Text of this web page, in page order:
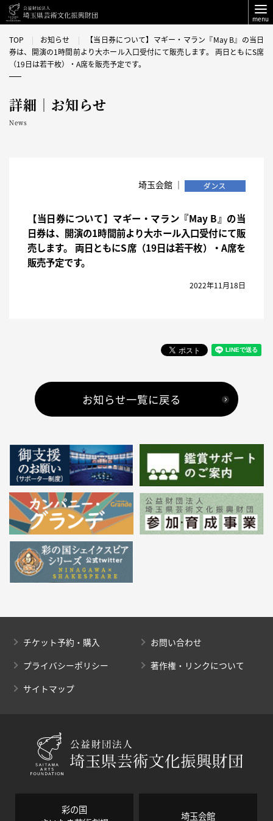
menu
TOP お知らせ
【当日券について】マギー・マラン『May B』の当日
券は、開演の1時間前より大ホール入口受付にて販売します。 両日ともにS席
（19日は若干枚）・A席を販売予定です。
詳細｜お知らせ
News
埼玉会館 ｜
【当日券について】マギー・マラン『May B』の当
日券は、開演の1時間前より大ホール入口受付にて販
売します。 両日ともにS席（19日は若干枚）・A席を
販売予定です。
2022年11月18日
お知らせ一覧に戻る
チケット予約・購入
お問い合わせ
プライバシーポリシー
著作権・リンクについて
サイトマップ
彩の国
埼玉会館